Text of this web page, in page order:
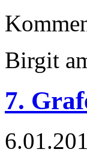
Birgit
7.